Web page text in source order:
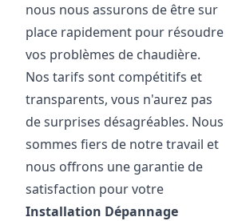
nous nous assurons de être sur
place rapidement pour résoudre
vos problèmes de chaudière.
Nos tarifs sont compétitifs et
transparents, vous n'aurez pas
de surprises désagréables. Nous
sommes fiers de notre travail et
nous offrons une garantie de
satisfaction pour votre
Installation Dépannage